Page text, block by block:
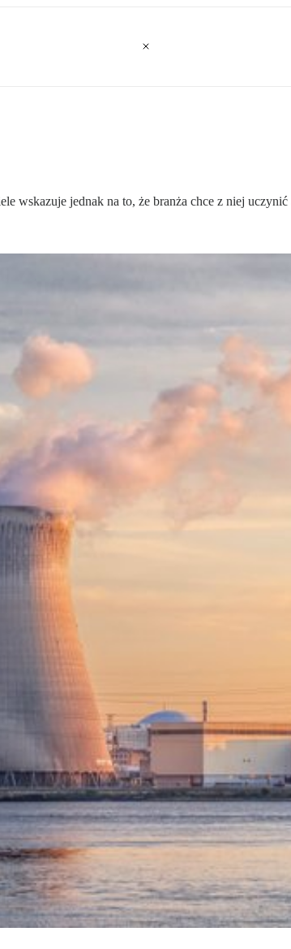
wskazuje jednak na to, że branża chce z niej